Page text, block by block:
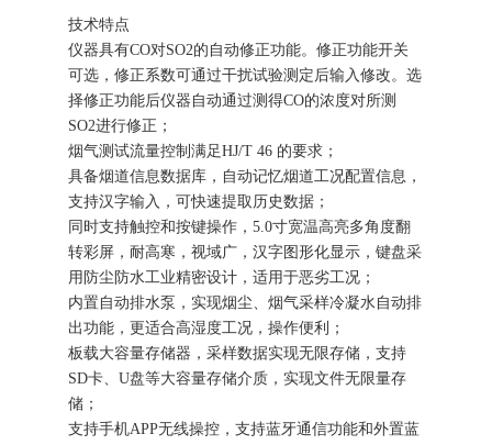
技术特点
仪器具有CO对SO2的自动修正功能。修正功能开关
可选，修正系数可通过干扰试验测定后输入修改。选
择修正功能后仪器自动通过测得CO的浓度对所测
SO2进行修正；
烟气测试流量控制满足HJ/T 46 的要求；
具备烟道信息数据库，自动记忆烟道工况配置信息，
支持汉字输入，可快速提取历史数据；
同时支持触控和按键操作，5.0寸宽温高亮多角度翻
转彩屏，耐高寒，视域广，汉字图形化显示，键盘采
用防尘防水工业精密设计，适用于恶劣工况；
内置自动排水泵，实现烟尘、烟气采样冷凝水自动排
出功能，更适合高湿度工况，操作便利；
板载大容量存储器，采样数据实现无限存储，支持
SD卡、U盘等大容量存储介质，实现文件无限量存
储；
支持手机APP无线操控，支持蓝牙通信功能和外置蓝